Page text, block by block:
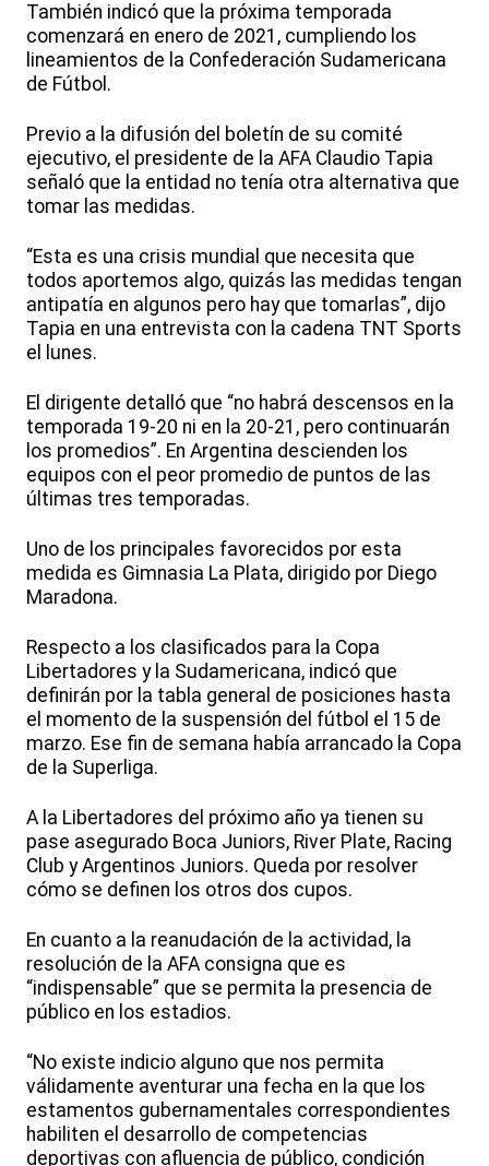
También indicó que la próxima temporada
comenzará en enero de 2021, cumpliendo los
lineamientos de la Confederación Sudamericana
de Fútbol.
Previo a la difusión del boletín de su comité
ejecutivo, el presidente de la AFA Claudio Tapia
señaló que la entidad no tenía otra alternativa que
tomar las medidas.
“Esta es una crisis mundial que necesita que
todos aportemos algo, quizás las medidas tengan
antipatía en algunos pero hay que tomarlas”, dijo
Tapia en una entrevista con la cadena TNT Sports
el lunes.
El dirigente detalló que “no habrá descensos en la
temporada 19-20 ni en la 20-21, pero continuarán
los promedios”. En Argentina descienden los
equipos con el peor promedio de puntos de las
últimas tres temporadas.
Uno de los principales favorecidos por esta
medida es Gimnasia La Plata, dirigido por Diego
Maradona.
Respecto a los clasificados para la Copa
Libertadores y la Sudamericana, indicó que
definirán por la tabla general de posiciones hasta
el momento de la suspensión del fútbol el 15 de
marzo. Ese fin de semana había arrancado la Copa
de la Superliga.
A la Libertadores del próximo año ya tienen su
pase asegurado Boca Juniors, River Plate, Racing
Club y Argentinos Juniors. Queda por resolver
cómo se definen los otros dos cupos.
En cuanto a la reanudación de la actividad, la
resolución de la AFA consigna que es
“indispensable” que se permita la presencia de
público en los estadios.
“No existe indicio alguno que nos permita
válidamente aventurar una fecha en la que los
estamentos gubernamentales correspondientes
habiliten el desarrollo de competencias
deportivas con afluencia de público, condición